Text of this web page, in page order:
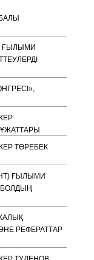
ҒЫЛЫМИ
ТӨРЕБЕК
ҒЫЛЫМИ
РЕФЕРАТТАР